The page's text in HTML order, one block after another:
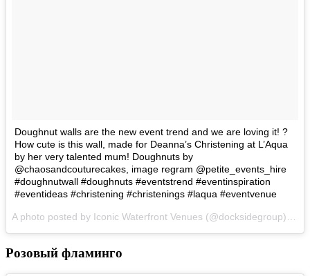
Doughnut walls are the new event trend and we are loving it! ?
How cute is this wall, made for Deanna’s Christening at L’Aqua
by her very talented mum! Doughnuts by
@chaosandcouturecakes, image regram @petite_events_hire
#doughnutwall #doughnuts #eventstrend #eventinspiration
#eventideas #christening #christenings #laqua #eventvenue
Розовый фламинго